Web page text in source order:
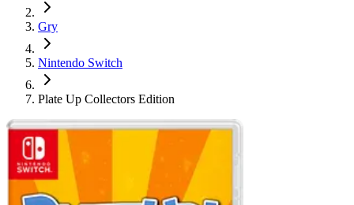
Gry
Nintendo Switch
Plate Up Collectors Edition